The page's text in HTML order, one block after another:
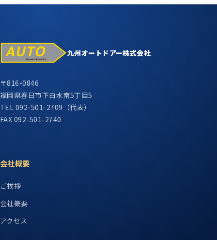
九州オートドアー株式会社
〒816-0846
福岡県春日市下白水南5丁目5
TEL 092-501-2709（代表）
FAX 092-501-2740
会社概要
ご挨拶
会社概要
アクセス